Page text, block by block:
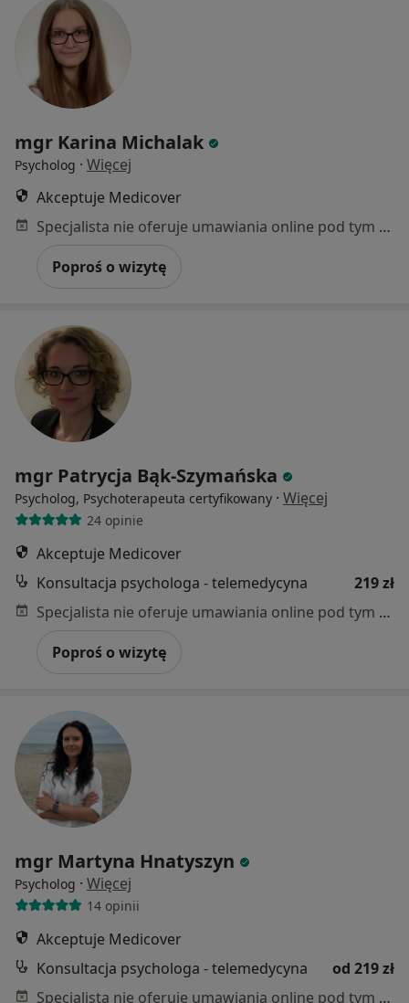
mgr Karina Michalak
Psycholog · Więcej
Akceptuje Medicover
Specjalista nie oferuje umawiania online pod tym adresem.
Poproś o wizytę
mgr Patrycja Bąk-Szymańska
Psycholog, Psychoterapeuta certyfikowany · Więcej
24 opinie
Akceptuje Medicover
Konsultacja psychologa - telemedycyna
219 zł
Specjalista nie oferuje umawiania online pod tym adresem.
Poproś o wizytę
mgr Martyna Hnatyszyn
Psycholog · Więcej
14 opinii
Akceptuje Medicover
Konsultacja psychologa - telemedycyna
od 219 zł
Specjalista nie oferuje umawiania online pod tym adresem.